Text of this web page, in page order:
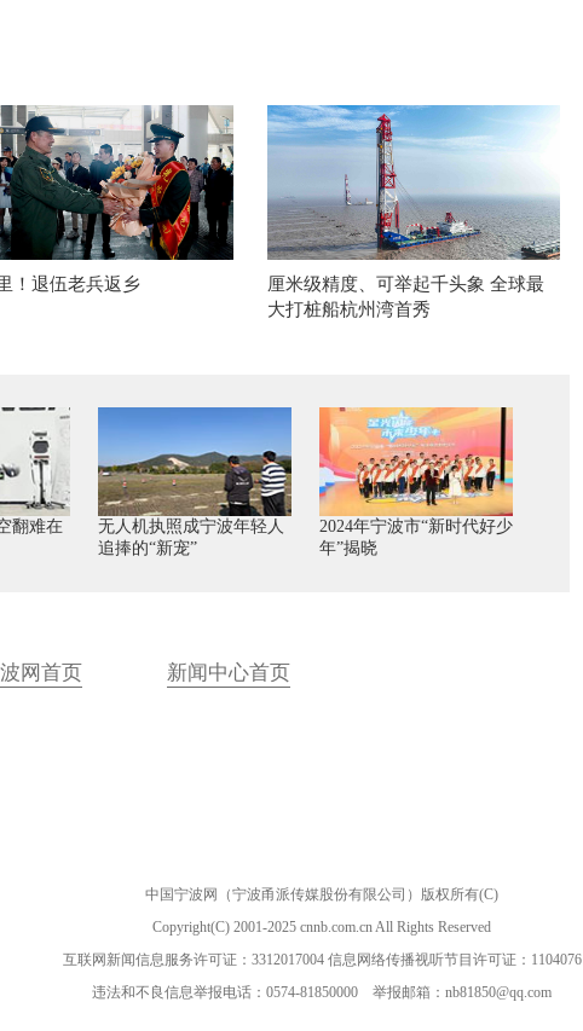
！退伍老兵返乡
厘米级精度、可举起千头象 全球最
大打桩船杭州湾首秀
翻难在
无人机执照成宁波年轻人
追捧的“新宠”
2024年宁波市“新时代好少
年”揭晓
网首页 新闻中心首页
中国宁波网（宁波甬派传媒股份有限公司）版权所有(C)
Copyright(C) 2001-2025 cnnb.com.cn All Rights Reserved
互联网新闻信息服务许可证：3312017004 信息网络传播视听节目许可证：1104076
违法和不良信息举报电话：0574-81850000 举报邮箱：nb81850@qq.com